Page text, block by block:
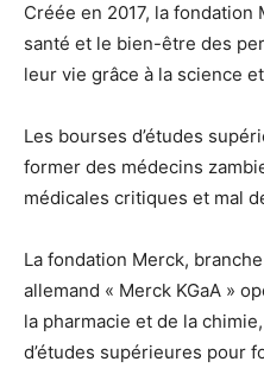
Créée en 2017, la
santé et le bien-être des
leur vie grâce à la science
Les bourses d’études
former des médecins
médicales critiques et mal
La fondation Merck,
allemand « Merck KGaA »
la pharmacie et de la
d’études supérieures pour